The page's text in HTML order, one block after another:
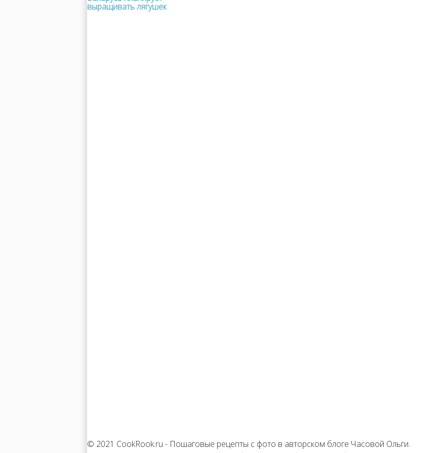
выращивать лягушек
© 2021 CookRook.ru - Пошаговые рецепты с фото в авторском блоге Часовой Ольги.